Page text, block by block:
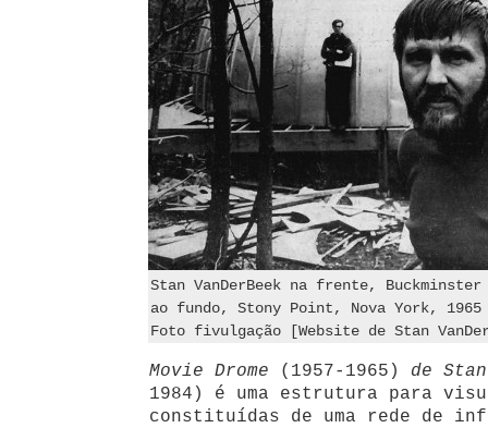
Stan VanDerBeek na frente,
ao fundo, Stony Point, Nova York, 1965
Foto fivulgação [Website de Stan
Movie Drome (1957-1965)
de Stan
1984) é uma estrutura para
constituídas de uma rede de